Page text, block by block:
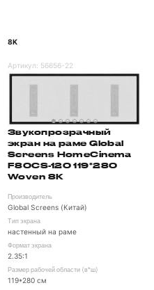
8K
Артикул: 56656-22
Звукопрозрачный
экран на раме Global
Screens HomeCinema
F80CS-120 119*280
Woven 8K
Производитель
Global Screens (Китай)
Тип экрана
настенный на раме
Формат экрана
2.35:1
Размер рабочей области (в*ш)
119*280 см